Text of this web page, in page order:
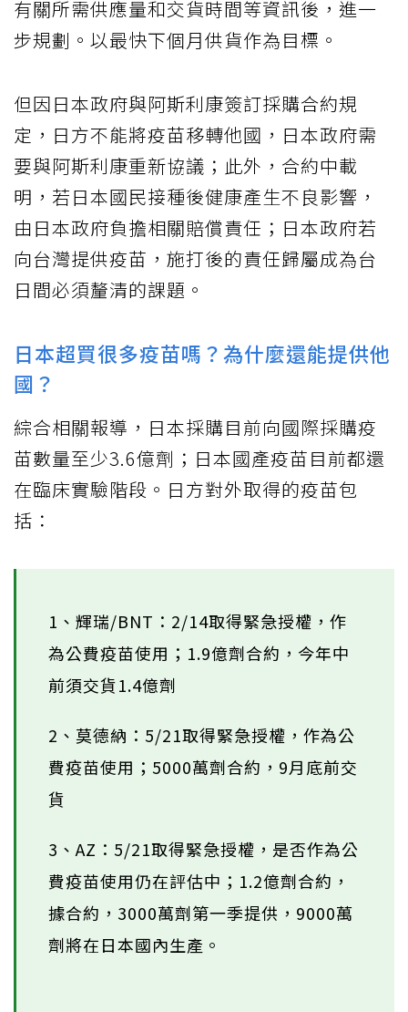
有關所需供應量和交貨時間等資訊後，進一
步規劃。以最快下個月供貨作為目標。
但因日本政府與阿斯利康簽訂採購合約規
定，日方不能將疫苗移轉他國，日本政府需
要與阿斯利康重新協議；此外，合約中載
明，若日本國民接種後健康產生不良影響，
由日本政府負擔相關賠償責任；日本政府若
向台灣提供疫苗，施打後的責任歸屬成為台
日間必須釐清的課題。
日本超買很多疫苗嗎？為什麼還能提供他
國？
綜合相關報導，日本採購目前向國際採購疫
苗數量至少3.6億劑；日本國產疫苗目前都還
在臨床實驗階段。日方對外取得的疫苗包
括：
1、輝瑞/BNT：2/14取得緊急授權，作
為公費疫苗使用；1.9億劑合約，今年中
前須交貨1.4億劑
2、莫德納：5/21取得緊急授權，作為公
費疫苗使用；5000萬劑合約，9月底前交
貨
3、AZ：5/21取得緊急授權，是否作為公
費疫苗使用仍在評估中；1.2億劑合約，
據合約，3000萬劑第一季提供，9000萬
劑將在日本國內生產。